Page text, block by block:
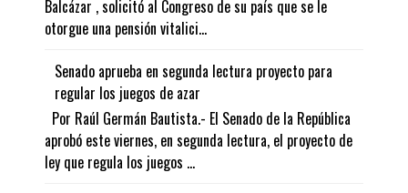
Balcázar , solicitó al Congreso de su país que se le
otorgue una pensión vitalici...
Senado aprueba en segunda lectura proyecto para
regular los juegos de azar
Por Raúl Germán Bautista.- El Senado de la República
aprobó este viernes, en segunda lectura, el proyecto de
ley que regula los juegos ...